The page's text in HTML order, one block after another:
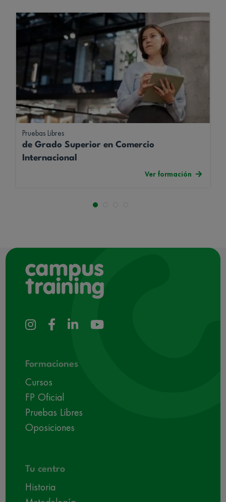
Pruebas Libres
de Grado Superior en Comercio
Internacional
Ver formación
Formaciones
Cursos
FP Oficial
Pruebas Libres
Oposiciones
Tu centro
Historia